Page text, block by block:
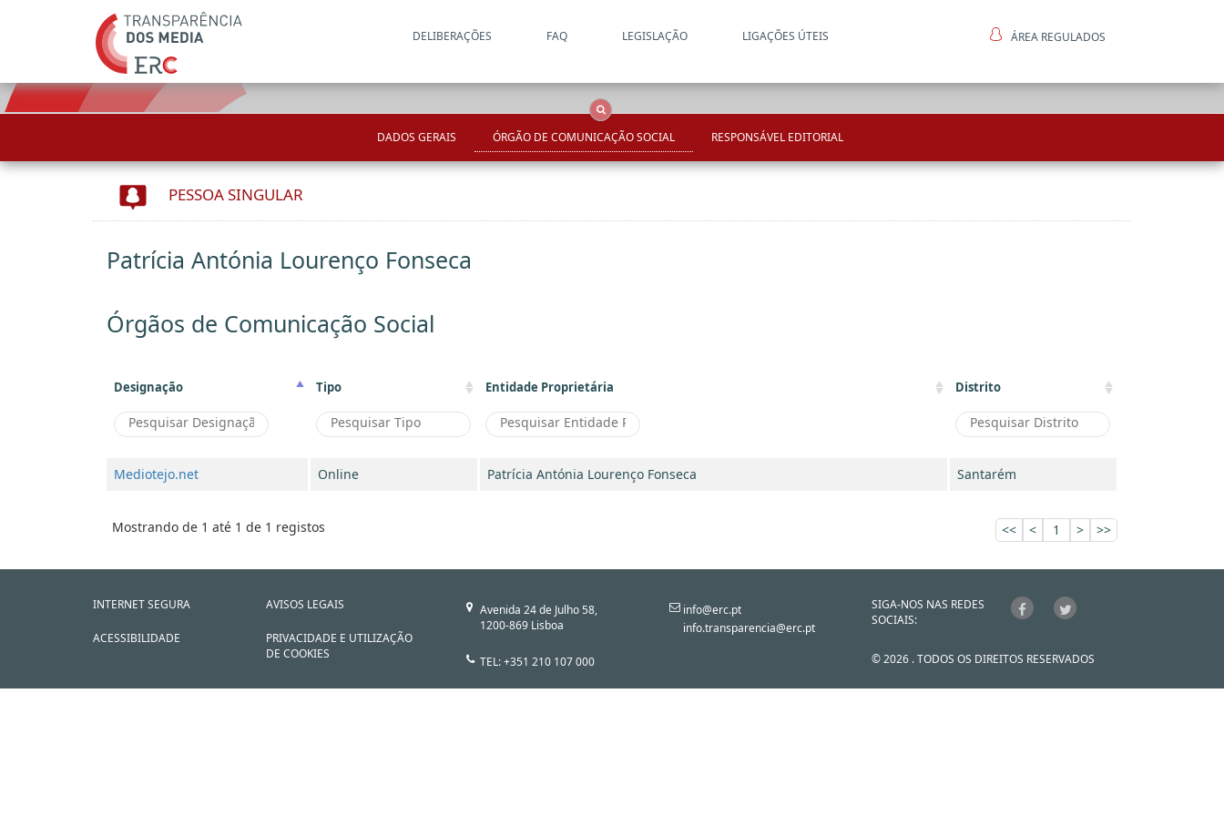
DELIBERAÇÕES FAQ LEGISLAÇÃO LIGAÇÕES ÚTEIS ÁREA REGULADOS
DADOS GERAIS ÓRGÃO DE COMUNICAÇÃO SOCIAL RESPONSÁVEL EDITORIAL
PESSOA SINGULAR
Patrícia Antónia Lourenço Fonseca
Órgãos de Comunicação Social
Designação Tipo Entidade Proprietária Distrito
Mediotejo.net Online Patrícia Antónia Lourenço Fonseca Santarém
Mostrando de 1 até 1 de 1 registos << < 1 > >>
INTERNET SEGURA
ACESSIBILIDADE
AVISOS LEGAIS
PRIVACIDADE E UTILIZAÇÃO
DE COOKIES
Avenida 24 de Julho 58,
1200-869 Lisboa
TEL: +351 210 107 000
info@erc.pt
info.transparencia@erc.pt
SIGA-NOS NAS REDES
SOCIAIS:
© 2026 . TODOS OS DIREITOS RESERVADOS